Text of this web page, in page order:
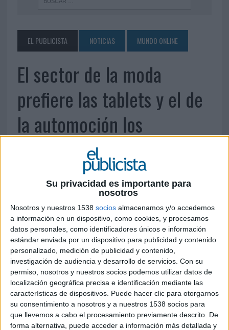
Su privacidad es importante para
nosotros
Nosotros y nuestros 1538 socios almacenamos y/o accedemos
a información en un dispositivo, como cookies, y procesamos
datos personales, como identificadores únicos e información
estándar enviada por un dispositivo para publicidad y contenido
personalizado, medición de publicidad y contenido,
investigación de audiencia y desarrollo de servicios. Con su
permiso, nosotros y nuestros socios podemos utilizar datos de
localización geográfica precisa e identificación mediante las
características de dispositivos. Puede hacer clic para otorgarnos
su consentimiento a nosotros y a nuestros 1538 socios para
que llevemos a cabo el procesamiento previamente descrito. De
forma alternativa, puede acceder a información más detallada y
EL PUBLICISTA NOTICIAS MUNDO ONLINE
El sector de la moda
prefiere las tablets y el de
la automoción los
smartphones
el uso del Marketing Mobile en diferentes
sectores
Según un estudio realizado por Quisma, el uso de dispositivos móviles varía
mucho en función del público objetivo y del sector de cada marca. Por ejemplo,
mientras que en el sector de la moda las tablets son los dispositivos más populares,
en los sectores de seguros y banca, los smartphones resultan ser tan populares
como las tablets. Como dato general, Quisma señala que los CPC’s de los de los
smartphones son los más bajos en todos los sectores analizados (automóvil, banca,
financiero, seguros, retail y retail-moda), seguido de las tablets y desktop.